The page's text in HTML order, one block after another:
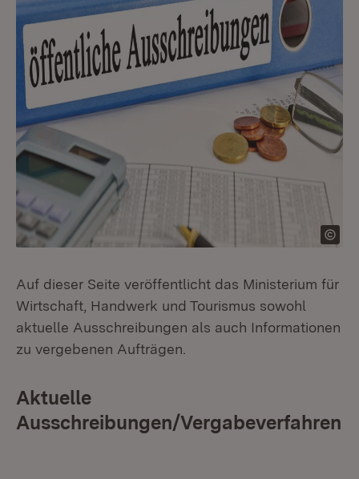
Auf dieser Seite veröffentlicht das Ministerium für
Wirtschaft, Handwerk und Tourismus sowohl
aktuelle Ausschreibungen als auch Informationen
zu vergebenen Aufträgen.
Aktuelle
Ausschreibungen/Vergabeverfahren